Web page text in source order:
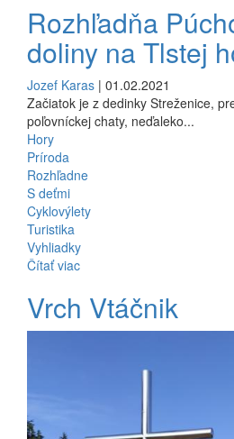
Rozhľadňa
doliny na Tlstej
Jozef Karas | 01.02.2021
Začiatok je z dedinky Streženice,
poľovníckej chaty, neďaleko...
Hory
Príroda
Rozhľadne
S deťmi
Cyklovýlety
Turistika
Vyhliadky
Čítať viac
Vrch Vtáčnik